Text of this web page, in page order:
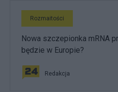
Rozmaitości
Nowa szczepionka mRNA
będzie w Europie?
Redakcja